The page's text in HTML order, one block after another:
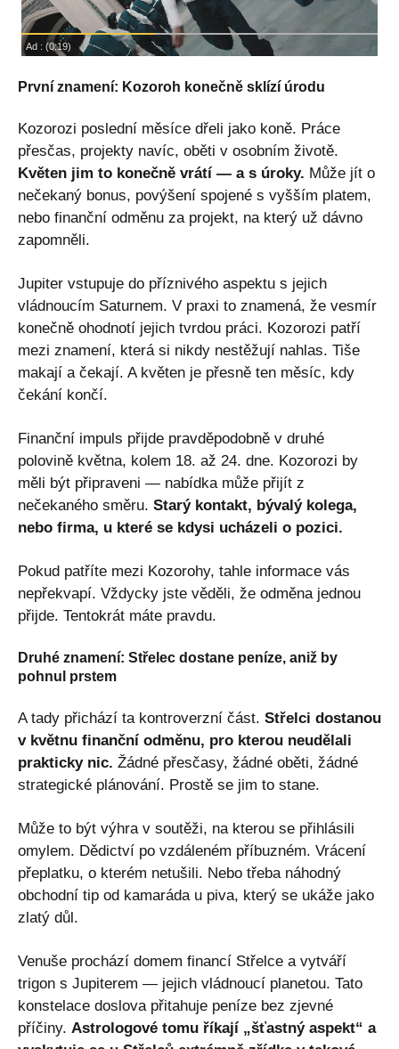
První znamení: Kozoroh konečně sklízí úrodu
Kozorozi poslední měsíce dřeli jako koně. Práce
přesčas, projekty navíc, oběti v osobním životě.
Květen jim to konečně vrátí — a s úroky. Může jít o
nečekaný bonus, povýšení spojené s vyšším platem,
nebo finanční odměnu za projekt, na který už dávno
zapomněli.
Jupiter vstupuje do příznivého aspektu s jejich
vládnoucím Saturnem. V praxi to znamená, že vesmír
konečně ohodnotí jejich tvrdou práci. Kozorozi patří
mezi znamení, která si nikdy nestěžují nahlas. Tiše
makají a čekají. A květen je přesně ten měsíc, kdy
čekání končí.
Finanční impuls přijde pravděpodobně v druhé
polovině května, kolem 18. až 24. dne. Kozorozi by
měli být připraveni — nabídka může přijít z
nečekaného směru. Starý kontakt, bývalý kolega,
nebo firma, u které se kdysi ucházeli o pozici.
Pokud patříte mezi Kozorohy, tahle informace vás
nepřekvapí. Vždycky jste věděli, že odměna jednou
přijde. Tentokrát máte pravdu.
Druhé znamení: Střelec dostane peníze, aniž by
pohnul prstem
A tady přichází ta kontroverzní část. Střelci dostanou
v květnu finanční odměnu, pro kterou neudělali
prakticky nic. Žádné přesčasy, žádné oběti, žádné
strategické plánování. Prostě se jim to stane.
Může to být výhra v soutěži, na kterou se přihlásili
omylem. Dědictví po vzdáleném příbuzném. Vrácení
přeplatku, o kterém netušili. Nebo třeba náhodný
obchodní tip od kamaráda u piva, který se ukáže jako
zlatý důl.
Venuše prochází domem financí Střelce a vytváří
trigon s Jupiterem — jejich vládnoucí planetou. Tato
konstelace doslova přitahuje peníze bez zjevné
příčiny. Astrologové tomu říkají „šťastný aspekt“ a